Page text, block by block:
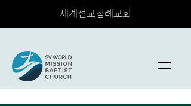
세계선교침례교회